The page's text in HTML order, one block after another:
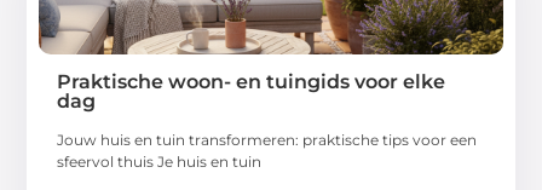
Praktische woon- en tuingids voor elke
dag
Jouw huis en tuin transformeren: praktische tips voor een
sfeervol thuis Je huis en tuin